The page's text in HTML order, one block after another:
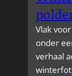
Vlak
onder
verhaal